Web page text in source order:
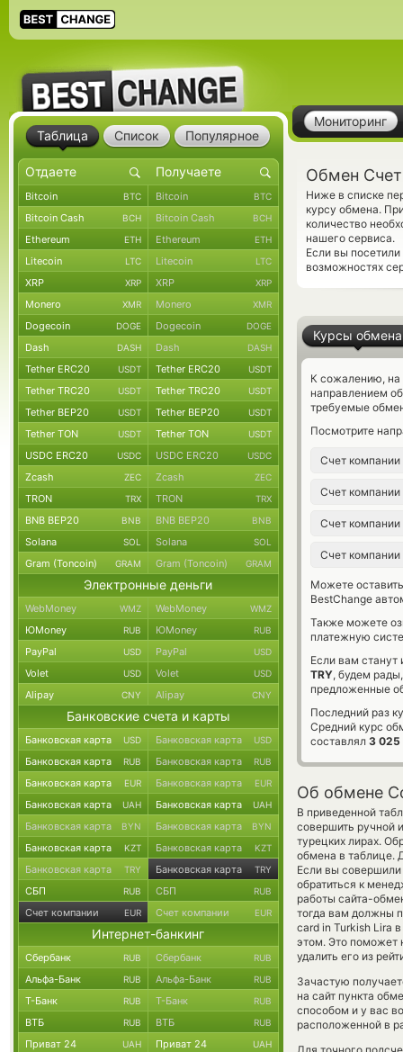
Мониторинг
Обмен Счет
Ниже в списке
курсу обмена.
количество
нашего сервиса.
Если вы
возможностях
Курсы обмена
К сожалению, на
направлением
требуемые
Посмотрите
Счет компании
Счет компании
Счет компании
Счет компании
Можете
BestChange
Также можете
платежную
Если вам
TRY, будем
предложенные
Последний раз
Средний курс
составлял 3 025
Об обмене
В приведенной
совершить ручной
турецких лирах.
обмена в таблице.
Если вы
обратиться к
работы сайта-
тогда вам должны
card in Turkish Lira
этом. Это поможет
удалить его из
Зачастую
на сайт пункта
способом и у вас
расположенной в
Таблица Список Популярное
Bitcoin BTC Bitcoin BTC
Bitcoin Cash BCH Bitcoin Cash BCH
Ethereum ETH Ethereum ETH
Litecoin LTC Litecoin LTC
XRP XRP XRP XRP
Monero XMR Monero XMR
Dogecoin DOGE Dogecoin DOGE
Dash DASH Dash DASH
Tether ERC20 USDT Tether ERC20 USDT
Tether TRC20 USDT Tether TRC20 USDT
Tether BEP20 USDT Tether BEP20 USDT
Tether TON USDT Tether TON USDT
USDC ERC20 USDC USDC ERC20 USDC
Zcash ZEC Zcash ZEC
TRON TRX TRON TRX
BNB BEP20 BNB BNB BEP20 BNB
Solana SOL Solana SOL
Gram (Toncoin) GRAM Gram (Toncoin) GRAM
Электронные деньги
WebMoney WMZ WebMoney WMZ
ЮMoney RUB ЮMoney RUB
PayPal USD PayPal USD
Volet USD Volet USD
Alipay CNY Alipay CNY
Банковские счета и карты
Банковская карта USD Банковская карта USD
Банковская карта RUB Банковская карта RUB
Банковская карта EUR Банковская карта EUR
Банковская карта UAH Банковская карта UAH
Банковская карта BYN Банковская карта BYN
Банковская карта KZT Банковская карта KZT
Банковская карта TRY Банковская карта TRY
СБП RUB СБП RUB
Счет компании EUR Счет компании EUR
Интернет-банкинг
Сбербанк RUB Сбербанк RUB
Альфа-Банк RUB Альфа-Банк RUB
Т-Банк RUB Т-Банк RUB
ВТБ RUB ВТБ RUB
Приват 24 UAH Приват 24 UAH